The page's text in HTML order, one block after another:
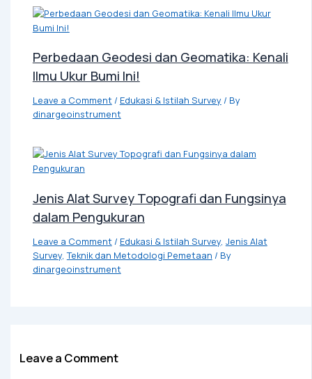
Perbedaan Geodesi dan Geomatika: Kenali
Ilmu Ukur Bumi Ini!
Leave a Comment/ Edukasi & Istilah Survey/ By
dinargeoinstrument
Jenis Alat Survey Topografi dan Fungsinya
dalam Pengukuran
Leave a Comment/ Edukasi & Istilah Survey, Jenis Alat
Survey,Teknik dan Metodologi Pemetaan / By
dinargeoinstrument
Leave a Comment